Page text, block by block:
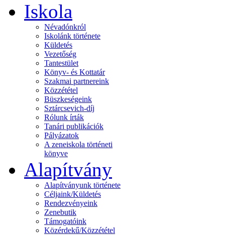
Iskola
Névadónkról
Iskolánk története
Küldetés
Vezetőség
Tantestület
Könyv- és Kottatár
Szakmai partnereink
Közzététel
Büszkeségeink
Sztárcsevich-díj
Rólunk írták
Tanári publikációk
Pályázatok
A zeneiskola történeti
könyve
Alapítvány
Alapítványunk története
Céljaink/Küldetés
Rendezvényeink
Zenebutik
Támogatóink
Közérdekű/Közzététel